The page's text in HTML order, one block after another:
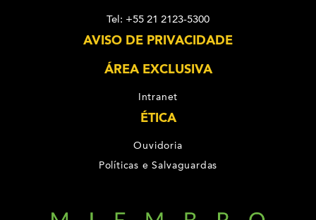
Tel: +55 21 2123-5300
AVISO DE PRIVACIDADE
ÁREA EXCLUSIVA
Intranet
ÉTICA
Ouvidoria
Políticas e Salvaguardas